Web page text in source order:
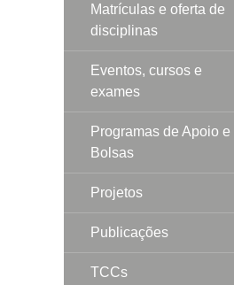
Matrículas e oferta de
disciplinas
Eventos, cursos e
exames
Programas de Apoio e
Bolsas
Projetos
Publicações
TCCs